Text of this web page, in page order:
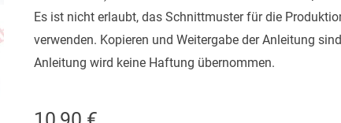
Es ist nicht erlaubt, das Schnittmuster für die
verwenden. Kopieren und Weitergabe der Anleitung
Anleitung wird keine Haftung übernommen.